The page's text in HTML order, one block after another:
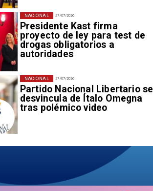
27/07/2026
Presidente Kast firma
proyecto de ley para test de
drogas obligatorios a
autoridades
NACIONAL
27/07/2026
Partido Nacional Libertario se
desvincula de Ítalo Omegna
tras polémico video
NACIONAL